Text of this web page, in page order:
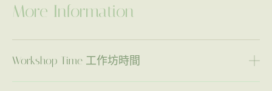
More Information
Workshop Time 工作坊時間